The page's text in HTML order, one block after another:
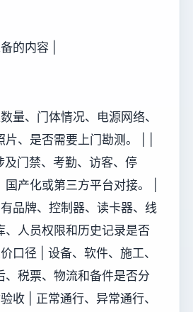
的内容 |
量、门体情况、电源网络、
、是否需要上门勘测。 | |
及门禁、考勤、访客、停
产化或第三方平台对接。 |
品牌、控制器、读卡器、线
、人员权限和历史记录是否
口径 | 设备、软件、施工、
、税票、物流和备件是否分
收 | 正常通行、异常通行、